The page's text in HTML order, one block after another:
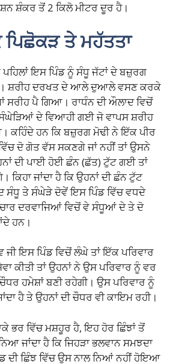
ਸ਼ੰਕਰ ਤੋਂ 2 ਕਿਲੋ ਮੀਟਰ ਦੂਰ ਹੈ।
ਤੇ ਮਹੱਤਤਾ
ਇਸ ਪਿੰਡ ਨੂੰ ਸੰਧੂ ਜੱਟਾਂ ਦੇ ਬਜ਼ੁਰਗ
ਸ਼ਰੀਹ ਦਰਖਤ ਦੇ ਆਲੇ ਦੁਆਲੇ ਵਸਣ ਕਰਕੇ
ਸਰੀਹ ਪੈ ਗਿਆ। ਰਾਧੰਨ ਦੀ ਔਲਾਦ ਵਿਚੋਂ
ਦੇ ਵਿਆਹੀ ਗਈ ਜੋ ਵਾਪਸ ਸ਼ਰੀਹ
ਹਨ ਕਿ ਬਜ਼ੁਰਗ ਮੋਢੀ ਨੇ ਇੱਕ ਪੀਰ
ਦੋ ਗੋਤ ਵੱਸ ਸਕਣਗੇ ਜਾਂ ਨਹੀਂ ਤਾਂ ਉਸਨੇ
ਦੀ ਪਾਈ ਹੋਈ ਛੰਨ (ਛੱਤ) ਟੁੱਟ ਗਈ ਤਾਂ
ਜਾਂਦਾ ਹੈ ਕਿ ਉਹਨਾਂ ਦੀ ਛੰਨ ਟੁੱਟ
ਤੇ ਸੰਘੇੜੇ ਦੋਵੇਂ ਇਸ ਪਿੰਡ ਵਿੱਚ ਵਧਦੇ
ਦਰਵਾਜਿਆਂ ਵਿਚੋਂ ਵੇ ਸੰਧੂਆਂ ਦੇ ਤੇ ਦੋ
ਹਨ।
ਇਸ ਪਿੰਡ ਵਿਚੋਂ ਲੰਘੇ ਤਾਂ ਇੱਕ ਪਰਿਵਾਰ
ਕੀਤੀ ਤਾਂ ਉਹਨਾਂ ਨੇ ਉਸ ਪਰਿਵਾਰ ਨੂੰ ਵਰ
ਚੌਧਰ ਹਮੇਸ਼ਾਂ ਬਣੀ ਰਹੇਗੀ। ਉਸ ਪਰਿਵਾਰ ਨੂੰ
ਹੈ ਤੇ ਉਹਨਾਂ ਦੀ ਚੌਧਰ ਵੀ ਕਾਇਮ ਰਹੀ।
ਭਰ ਵਿੱਚ ਮਸ਼ਹੂਰ ਹੈ, ਇਹ ਹੋਰ ਛਿੰਝਾਂ ਤੋਂ
ਜਾਂਦਾ ਹੈ ਕਿ ਜਿਹੜਾ ਭਲਵਾਨ ਸਮਝਦਾ
ਦੀ ਛਿੰਝ ਵਿੱਚ ਉਸ ਨਾਲ ਨਿਆਂ ਨਹੀਂ ਹੋਇਆ